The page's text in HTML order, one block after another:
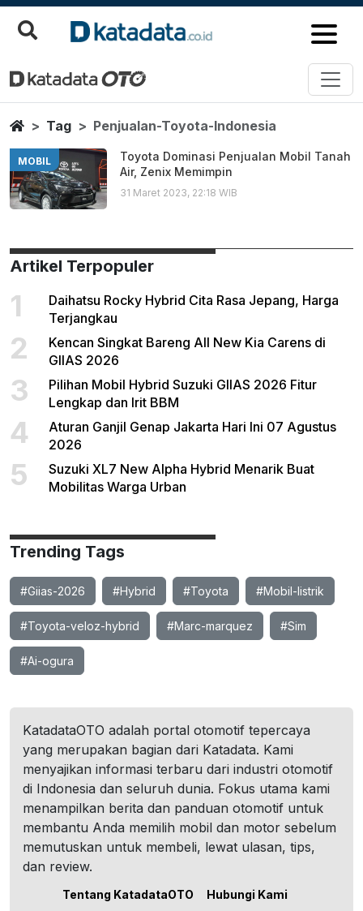
Penjualan Toyota Indonesia
Berita Terbaru
HomeTag Penjualan-Toyota-Indonesia
MOBIL
Toyota Dominasi Penjualan Mobil Tanah
Air, Zenix Memimpin
31 Maret 2023, 22:18 WIB
Artikel Terpopuler
1
Daihatsu Rocky Hybrid Cita Rasa Jepang, Harga
Terjangkau
2
Kencan Singkat Bareng All New Kia Carens di
GIIAS 2026
3
Pilihan Mobil Hybrid Suzuki GIIAS 2026 Fitur
Lengkap dan Irit BBM
4
Aturan Ganjil Genap Jakarta Hari Ini 07 Agustus
2026
5
Suzuki XL7 New Alpha Hybrid Menarik Buat
Mobilitas Warga Urban
Trending Tags
#Giias-2026 #Hybrid #Toyota #Mobil-listrik
#Toyota-veloz-hybrid #Marc-marquez #Sim
#Ai-ogura
KatadataOTO adalah portal otomotif tepercaya
yang merupakan bagian dari Katadata. Kami
menyajikan informasi terbaru dari industri otomotif
di Indonesia dan seluruh dunia. Fokus utama kami
menampilkan berita dan panduan otomotif untuk
membantu Anda memilih mobil dan motor sebelum
memutuskan untuk membeli, lewat ulasan, tips,
dan review.
Tentang KatadataOTO Hubungi Kami